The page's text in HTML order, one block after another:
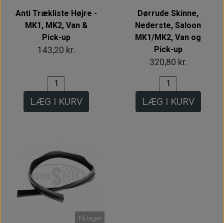
Anti Trækliste Højre -
MK1, MK2, Van &
Pick-up
143,20 kr.
LÆG I KURV
Dørrude Skinne,
Nederste, Saloon
MK1/MK2, Van og
Pick-up
320,80 kr.
LÆG I KURV
På lager